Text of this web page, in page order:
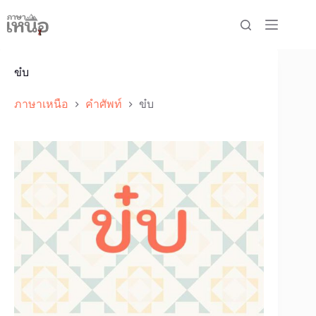
to
content
ข๋บ
ภาษาเหนือ คำศัพท์ ข๋บ